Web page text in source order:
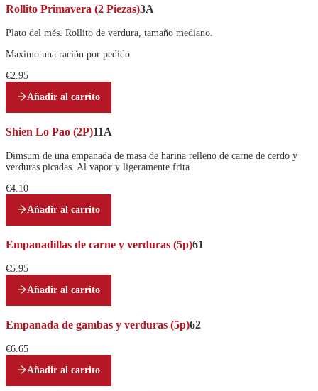
n
o
.
.
Rollito Primavera (2 Piezas)3A
Plato del més. Rollito de verdura, tamaño mediano.
Maximo una ración por pedido
€2.95
Añadir al carrito
Shien Lo Pao (2P)11A
Dimsum de una empanada de masa de harina relleno de carne de cerdo y
verduras picadas. Al vapor y ligeramente frita
€4.10
Añadir al carrito
Empanadillas de carne y verduras (5p)61
€5.95
Añadir al carrito
Empanada de gambas y verduras (5p)62
€6.65
Añadir al carrito